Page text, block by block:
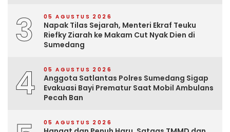
3 05 AGUSTUS 2026
Napak Tilas Sejarah, Menteri Ekraf Teuku
Riefky Ziarah ke Makam Cut Nyak Dien di
Sumedang
4 05 AGUSTUS 2026
Anggota Satlantas Polres Sumedang Sigap
Evakuasi Bayi Prematur Saat Mobil Ambulans
Pecah Ban
05 AGUSTUS 2026